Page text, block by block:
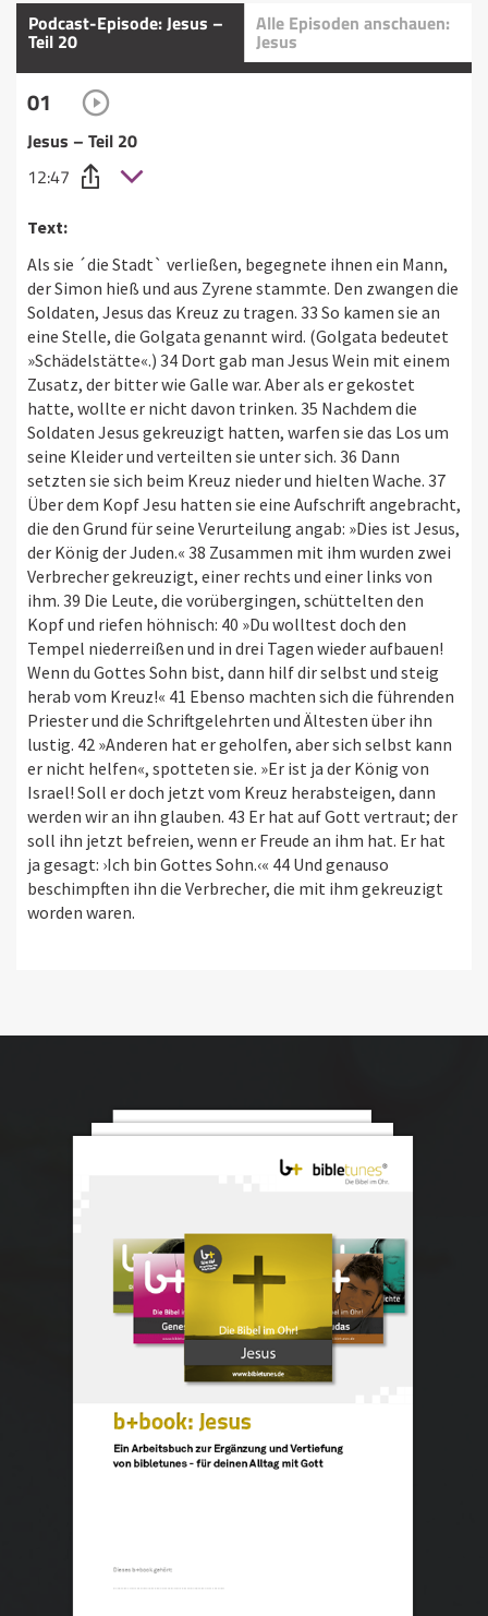
Podcast-Episode: Jesus –
Teil 20
Alle Episoden anschauen:
Jesus
01
Jesus – Teil 20
12:47
Text:
Als sie ´die Stadt` verließen, begegnete ihnen ein Mann,
der Simon hieß und aus Zyrene stammte. Den zwangen die
Soldaten, Jesus das Kreuz zu tragen. 33 So kamen sie an
eine Stelle, die Golgata genannt wird. (Golgata bedeutet
»Schädelstätte«.) 34 Dort gab man Jesus Wein mit einem
Zusatz, der bitter wie Galle war. Aber als er gekostet
hatte, wollte er nicht davon trinken. 35 Nachdem die
Soldaten Jesus gekreuzigt hatten, warfen sie das Los um
seine Kleider und verteilten sie unter sich. 36 Dann
setzten sie sich beim Kreuz nieder und hielten Wache. 37
Über dem Kopf Jesu hatten sie eine Aufschrift angebracht,
die den Grund für seine Verurteilung angab: »Dies ist Jesus,
der König der Juden.« 38 Zusammen mit ihm wurden zwei
Verbrecher gekreuzigt, einer rechts und einer links von
ihm. 39 Die Leute, die vorübergingen, schüttelten den
Kopf und riefen höhnisch: 40 »Du wolltest doch den
Tempel niederreißen und in drei Tagen wieder aufbauen!
Wenn du Gottes Sohn bist, dann hilf dir selbst und steig
herab vom Kreuz!« 41 Ebenso machten sich die führenden
Priester und die Schriftgelehrten und Ältesten über ihn
lustig. 42 »Anderen hat er geholfen, aber sich selbst kann
er nicht helfen«, spotteten sie. »Er ist ja der König von
Israel! Soll er doch jetzt vom Kreuz herabsteigen, dann
werden wir an ihn glauben. 43 Er hat auf Gott vertraut; der
soll ihn jetzt befreien, wenn er Freude an ihm hat. Er hat
ja gesagt: ›Ich bin Gottes Sohn.‹« 44 Und genauso
beschimpften ihn die Verbrecher, die mit ihm gekreuzigt
worden waren.